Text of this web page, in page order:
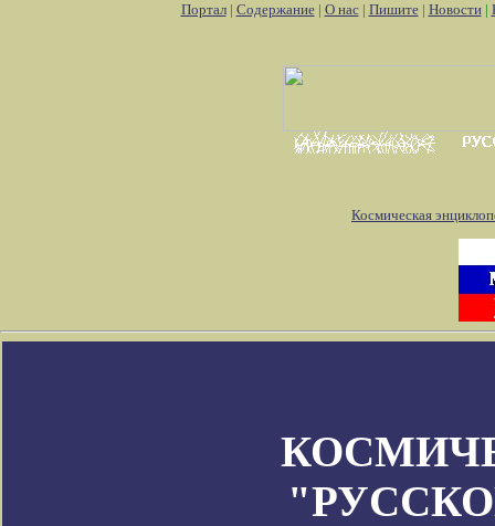
Портал| Содержание| О нас| Пишите| Новости|
Космическая